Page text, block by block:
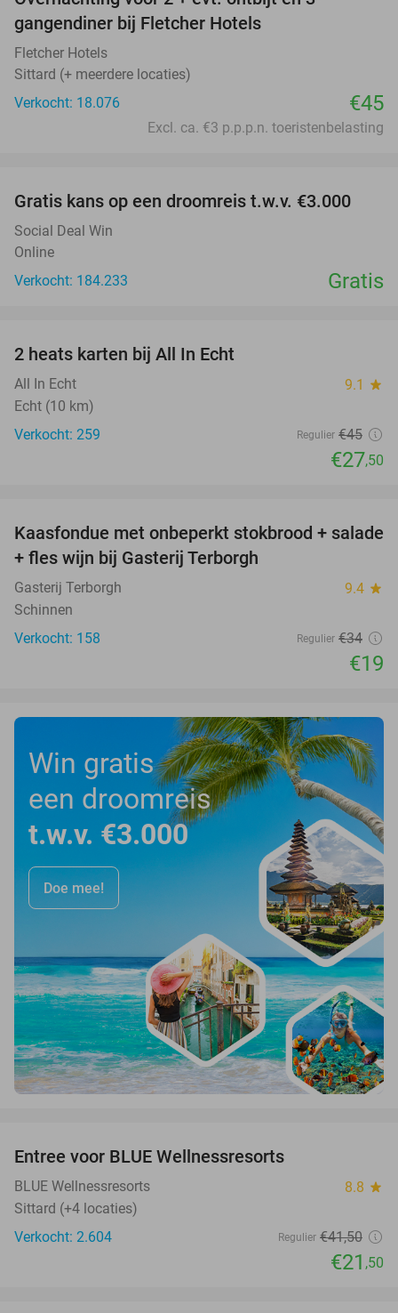
gangendiner bij Fletcher Hotels
Fletcher Hotels
Sittard (+ meerdere locaties)
Verkocht: 18.076
€45
Excl. ca. €3 p.p.p.n. toeristenbelasting
Gratis kans op een droomreis t.w.v. €3.000
Social Deal Win
Online
Verkocht: 184.233
Gratis
2 heats karten bij All In Echt
All In Echt 9.1 star
Echt (10 km)
Verkocht: 259
Regulier €45
€27,50
44%
Kaasfondue met onbeperkt stokbrood + salade
+ fles wijn bij Gasterij Terborgh
Gasterij Terborgh 9.4 star
Schinnen
Verkocht: 158
Regulier €34
€19
Win gratis
een droomreis
t.w.v. €3.000
Doe mee!
Entree voor BLUE Wellnessresorts
BLUE Wellnessresorts 8.8 star
Sittard (+4 locaties)
Verkocht: 2.604
Regulier €41,50
€21 ,50